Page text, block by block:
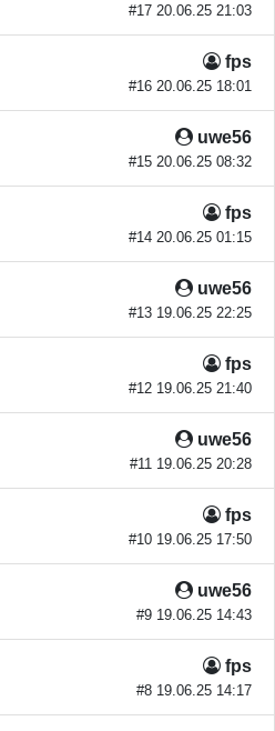
#17 20.06.25 21:03
fps
#16 20.06.25 18:01
uwe56
#15 20.06.25 08:32
fps
#14 20.06.25 01:15
uwe56
#13 19.06.25 22:25
fps
#12 19.06.25 21:40
uwe56
#11 19.06.25 20:28
fps
#10 19.06.25 17:50
uwe56
#9 19.06.25 14:43
fps
#8 19.06.25 14:17